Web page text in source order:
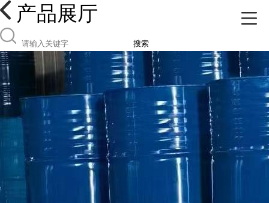
产品展厅
搜索